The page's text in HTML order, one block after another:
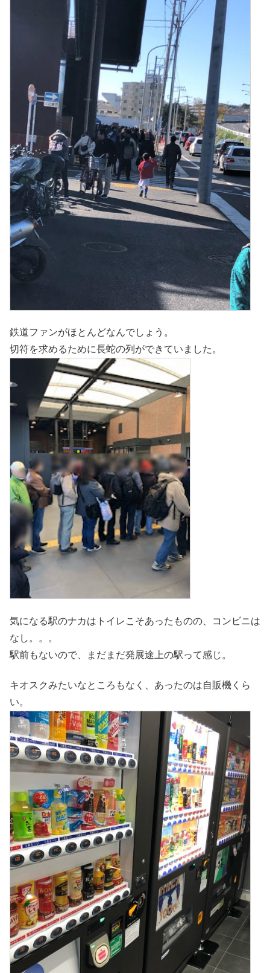
鉄道ファンがほとんどなんでしょう。
切符を求めるために長蛇の列ができていました。
気になる駅のナカはトイレこそあったものの、コンビニは
なし。。。
駅前もないので、まだまだ発展途上の駅って感じ。
キオスクみたいなところもなく、あったのは自販機くら
い。